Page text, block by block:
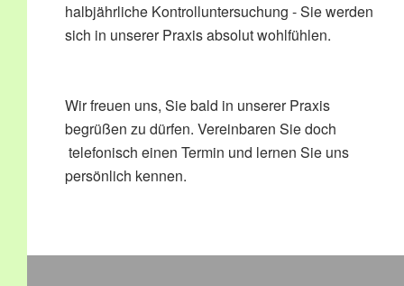
halbjährliche Kontrolluntersuchung - Sie werden
sich in unserer Praxis absolut wohlfühlen.
Wir freuen uns, Sie bald in unserer Praxis
begrüßen zu dürfen. Vereinbaren Sie doch
telefonisch einen Termin und lernen Sie uns
persönlich kennen.